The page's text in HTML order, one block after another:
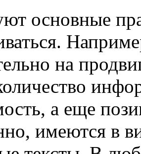
основные
на
а еще
имеются в